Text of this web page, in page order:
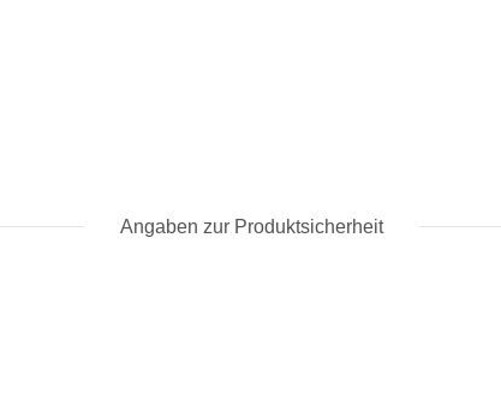
Angaben zur Produktsicherheit